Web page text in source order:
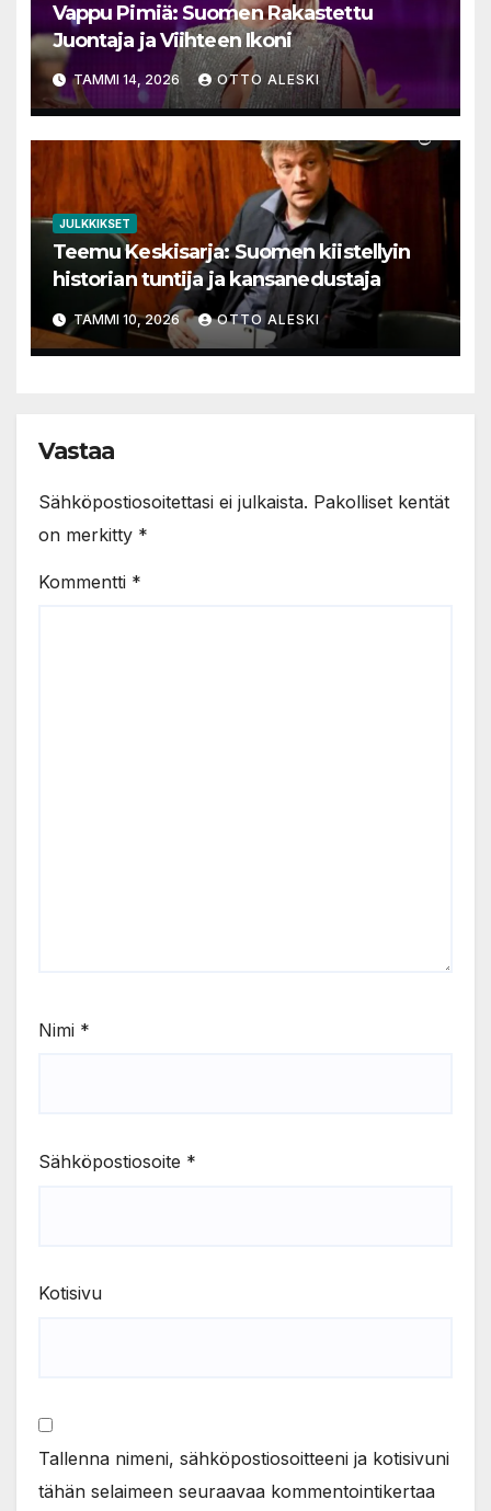
Vappu Pimiä: Suomen Rakastettu
Juontaja ja Viihteen Ikoni
TAMMI 14, 2026 OTTO ALESKI
JULKKIKSET
Teemu Keskisarja: Suomen kiistellyin
historian tuntija ja kansanedustaja
TAMMI 10, 2026 OTTO ALESKI
Vastaa
Sähköpostiosoitettasi ei julkaista. Pakolliset kentät
on merkitty *
Kommentti *
Nimi *
Sähköpostiosoite *
Kotisivu
Tallenna nimeni, sähköpostiosoitteeni ja kotisivuni
tähän selaimeen seuraavaa kommentointikertaa